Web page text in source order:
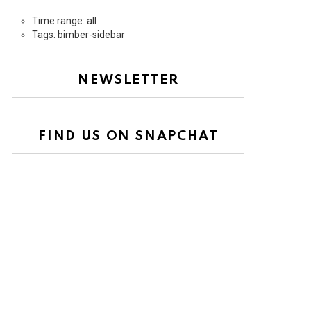
Time range: all
Tags: bimber-sidebar
NEWSLETTER
FIND US ON SNAPCHAT